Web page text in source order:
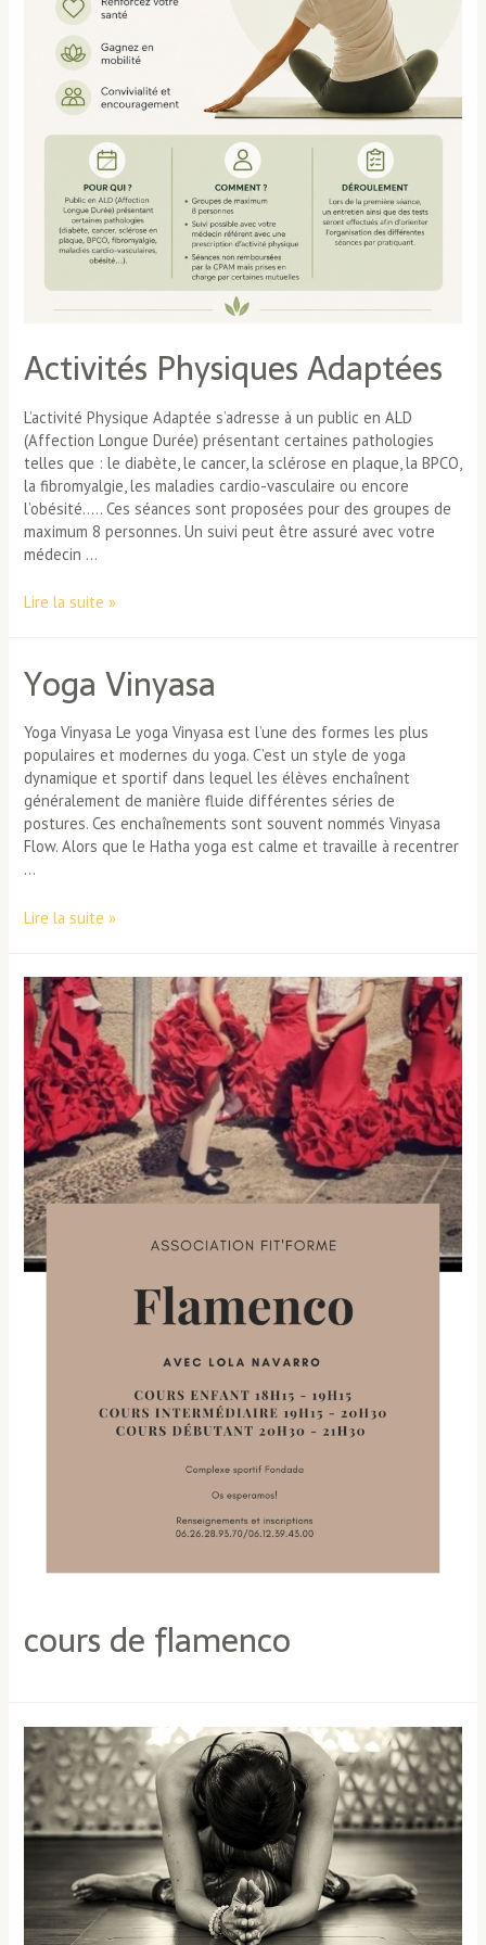
Activités Physiques Adaptées
L’activité Physique Adaptée s’adresse à un public en ALD
(Affection Longue Durée) présentant certaines pathologies
telles que : le diabète, le cancer, la sclérose en plaque, la BPCO,
la fibromyalgie, les maladies cardio-vasculaire ou encore
l’obésité….. Ces séances sont proposées pour des groupes de
maximum 8 personnes. Un suivi peut être assuré avec votre
médecin …
Activités
Lire la suite »
Yoga Vinyasa
Yoga Vinyasa Le yoga Vinyasa est l’une des formes les plus
populaires et modernes du yoga. C’est un style de yoga
dynamique et sportif dans lequel les élèves enchaînent
généralement de manière fluide différentes séries de
postures. Ces enchaînements sont souvent nommés Vinyasa
Flow. Alors que le Hatha yoga est calme et travaille à recentrer
…
Yoga
Lire la suite »
cours de flamenco